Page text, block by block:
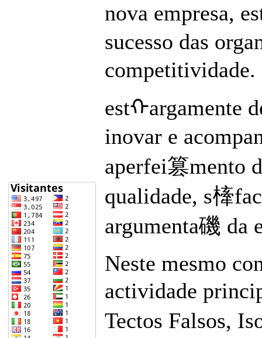
nova empresa,
sucesso das
competitividade.
estᠬargamente
inovar e
aperfei篡mento
qualidade, s㯠
argumenta磯 da
Neste mesmo
actividade
Tectos Falsos,